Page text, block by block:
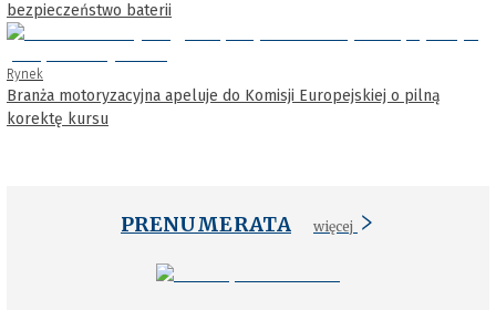
bezpieczeństwo baterii
Rynek
Branża motoryzacyjna apeluje do Komisji Europejskiej o pilną
korektę kursu
PRENUMERATA więcej